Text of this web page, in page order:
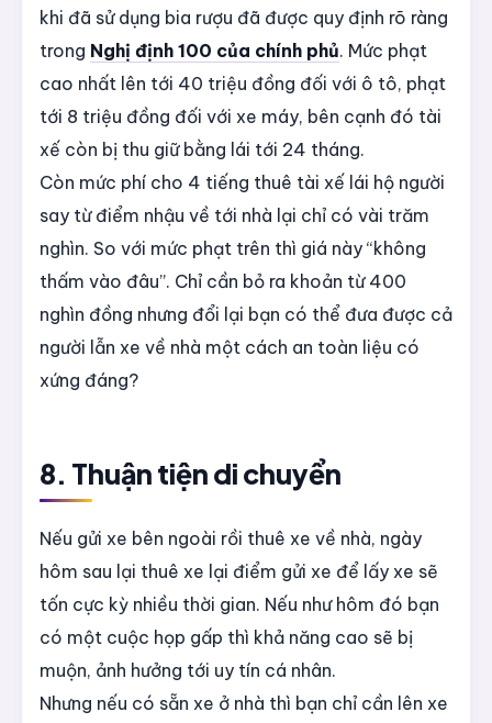
khi đã sử dụng bia rượu đã được quy định rõ ràng
trong Nghị định 100 của chính phủ. Mức phạt
cao nhất lên tới 40 triệu đồng đối với ô tô, phạt
tới 8 triệu đồng đối với xe máy, bên cạnh đó tài
xế còn bị thu giữ bằng lái tới 24 tháng.
Còn mức phí cho 4 tiếng thuê tài xế lái hộ người
say từ điểm nhậu về tới nhà lại chỉ có vài trăm
nghìn. So với mức phạt trên thì giá này “không
thấm vào đâu”. Chỉ cần bỏ ra khoản từ 400
nghìn đồng nhưng đổi lại bạn có thể đưa được cả
người lẫn xe về nhà một cách an toàn liệu có
xứng đáng?
8. Thuận tiện di chuyển
Nếu gửi xe bên ngoài rồi thuê xe về nhà, ngày
hôm sau lại thuê xe lại điểm gửi xe để lấy xe sẽ
tốn cực kỳ nhiều thời gian. Nếu như hôm đó bạn
có một cuộc họp gấp thì khả năng cao sẽ bị
muộn, ảnh hưởng tới uy tín cá nhân.
Nhưng nếu có sẵn xe ở nhà thì bạn chỉ cần lên xe